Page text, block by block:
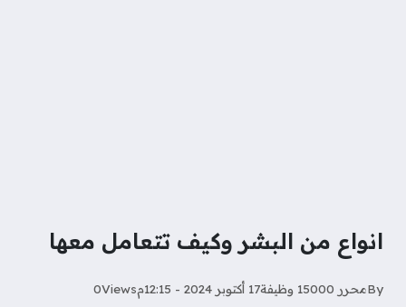
انواع من البشر وكيف تتعامل معها
Byمحرر 15000 وظيفة 17 أكتوبر 2024 - 12:15م Views
0